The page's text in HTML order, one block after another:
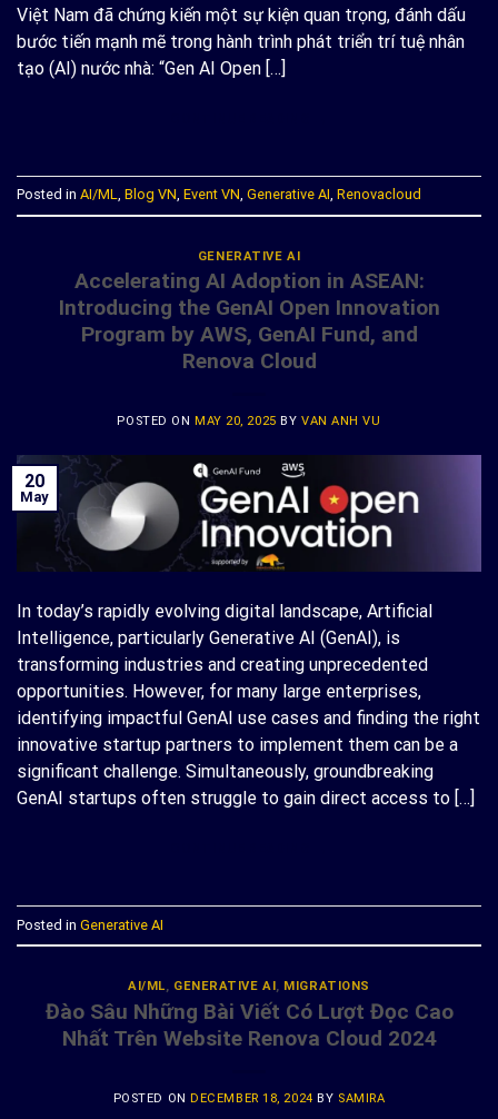
Việt Nam đã chứng kiến một sự kiện quan trọng, đánh dấu
bước tiến mạnh mẽ trong hành trình phát triển trí tuệ nhân
tạo (AI) nước nhà: “Gen AI Open […]
Posted in AI/ML, Blog VN, Event VN, Generative AI, Renovacloud
GENERATIVE AI
Accelerating AI Adoption in ASEAN:
Introducing the GenAI Open Innovation
Program by AWS, GenAI Fund, and
Renova Cloud
POSTED ON MAY 20, 2025 BY VAN ANH VU
20
May
In today’s rapidly evolving digital landscape, Artificial
Intelligence, particularly Generative AI (GenAI), is
transforming industries and creating unprecedented
opportunities. However, for many large enterprises,
identifying impactful GenAI use cases and finding the right
innovative startup partners to implement them can be a
significant challenge. Simultaneously, groundbreaking
GenAI startups often struggle to gain direct access to […]
Posted in Generative AI
AI/ML, GENERATIVE AI , MIGRATIONS
Đào Sâu Những Bài Viết Có Lượt Đọc Cao
Nhất Trên Website Renova Cloud 2024
POSTED ONDECEMBER 18, 2024 BY SAMIRA